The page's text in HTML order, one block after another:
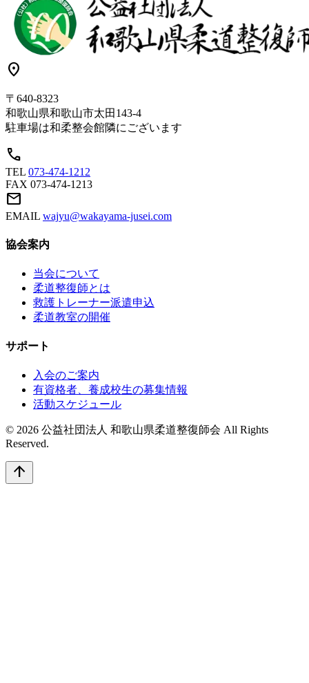
location_on
〒640-8323
和歌山県和歌山市太田143-4
駐車場は和柔整会館隣にございます
call
TEL 073-474-1212
FAX 073-474-1213
mail
EMAIL wajyu@wakayama-jusei.com
協会案内
当会について
柔道整復師とは
救護トレーナー派遣申込
柔道教室の開催
サポート
入会のご案内
有資格者、養成校生の募集情報
活動スケジュール
© 2026 公益社団法人 和歌山県柔道整復師会 All Rights
Reserved.
arrow_upward